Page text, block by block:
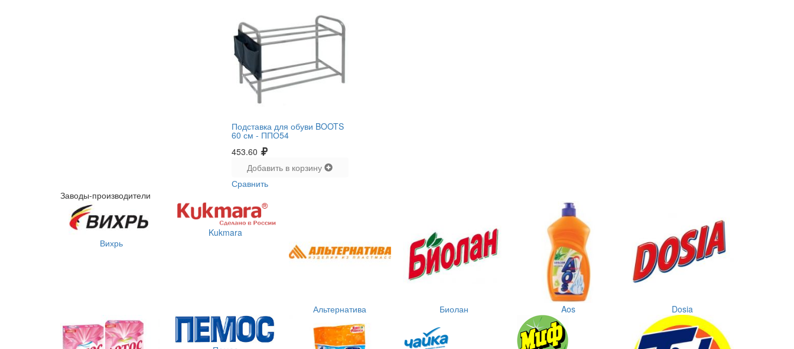
Подставка для обуви BOOTS
60 см - ППО54
453.60
Добавить в корзину
Сравнить
Заводы-производители
Вихрь
Kukmara
Альтернатива Биолан Aos Dosia